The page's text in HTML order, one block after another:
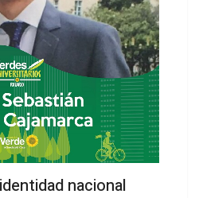
nacional